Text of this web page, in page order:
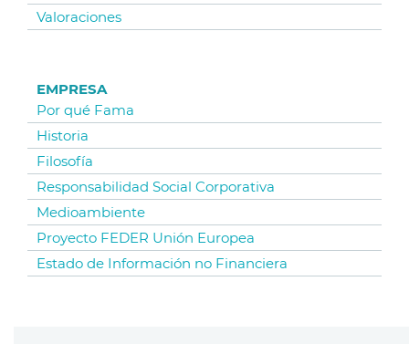
Valoraciones
EMPRESA
Por qué Fama
Historia
Filosofía
Responsabilidad Social Corporativa
Medioambiente
Proyecto FEDER Unión Europea
Estado de Información no Financiera